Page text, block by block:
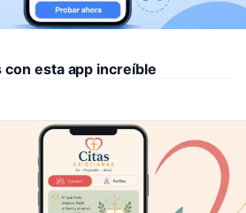
esta app increíble